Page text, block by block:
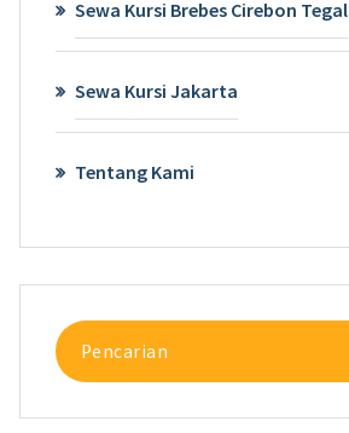
Sewa Kursi Brebes Cirebon Tegal
Sewa Kursi Jakarta
Tentang Kami
Pencarian
untuk: